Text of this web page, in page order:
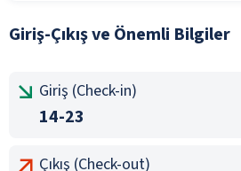
Giriş-Çıkış ve Önemli Bilgiler
Giriş (Check-in)
14-23
Çıkış (Check-out)